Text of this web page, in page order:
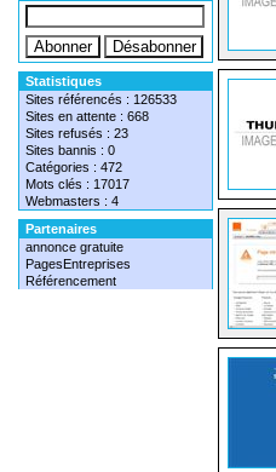
Statistiques
Sites référencés : 126533
Sites en attente : 668
Sites refusés : 23
Sites bannis : 0
Catégories : 472
Mots clés : 17017
Webmasters : 4
Partenaires
annonce gratuite
PagesEntreprises
Référencement